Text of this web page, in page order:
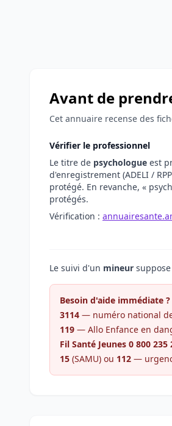
Avant de
Cet annuaire recense des
Vérifier le professionnel
Le titre de psychologue est
d'enregistrement (ADELI /
protégé. En revanche, «
protégés.
Vérification :
Le suivi d'un mineur
Besoin d'aide immédiate ?
3114 — numéro national
119 — Allo Enfance en
Fil Santé Jeunes 0 800 235
15 (SAMU) ou 112 —